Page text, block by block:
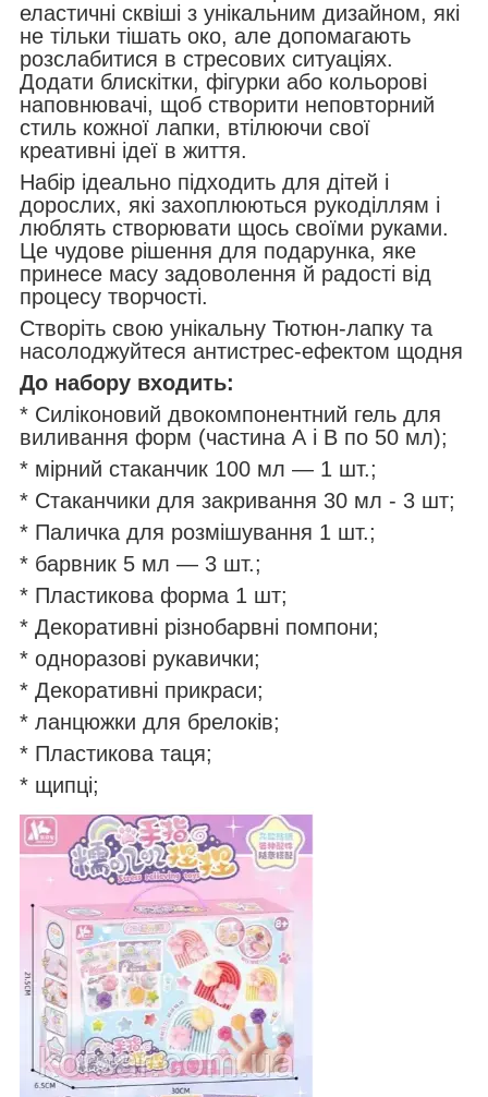
еластичні сквіші з унікальним дизайном, які
не тільки тішать око, але допомагають
розслабитися в стресових ситуаціях.
Додати блискітки, фігурки або кольорові
наповнювачі, щоб створити неповторний
стиль кожної лапки, втілюючи свої
креативні ідеї в життя.
Набір ідеально підходить для дітей і
дорослих, які захоплюються рукоділлям і
люблять створювати щось своїми руками.
Це чудове рішення для подарунка, яке
принесе масу задоволення й радості від
процесу творчості.
Створіть свою унікальну Тютюн-лапку та
насолоджуйтеся антистрес-ефектом щодня
До набору входить:
* Силіконовий двокомпонентний гель для
виливання форм (частина А і В по 50 мл);
* мірний стаканчик 100 мл — 1 шт.;
* Стаканчики для закривання 30 мл - 3 шт;
* Паличка для розмішування 1 шт.;
* барвник 5 мл — 3 шт.;
* Пластикова форма 1 шт;
* Декоративні різнобарвні помпони;
* одноразові рукавички;
* Декоративні прикраси;
* ланцюжки для брелоків;
* Пластикова таця;
* щипці;